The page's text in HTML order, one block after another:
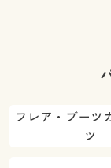
フレア・ブーツ
ツ